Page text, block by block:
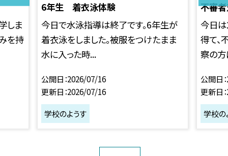
しま
を持
6年生 着衣泳体験
今日で水泳指導は終了です。6年生が
着衣泳をしました。被服をつけたまま
水に入った時...
公開日 2026/07/16
更新日 2026/07/16
学校のようす
不審
今日
得て、
察の
公開日
更新日
学校の